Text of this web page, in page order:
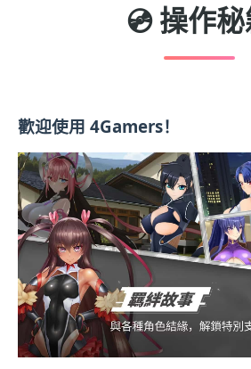
💿 操作
歡迎使用 4Gamers！